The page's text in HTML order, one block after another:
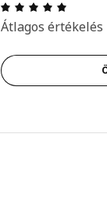
Átlagos értékelés